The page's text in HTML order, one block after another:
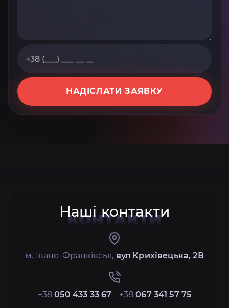
НАДІСЛАТИ ЗАЯВКУ
Наші контакти
КОНТАКТИ
м. Івано-Франківськ, вул Крихівецька, 2В
+38050 433 33 67 +38067 341 57 75